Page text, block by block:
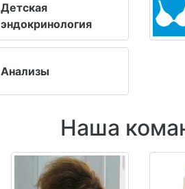
Детская
эндокринология
Анализы
Наша